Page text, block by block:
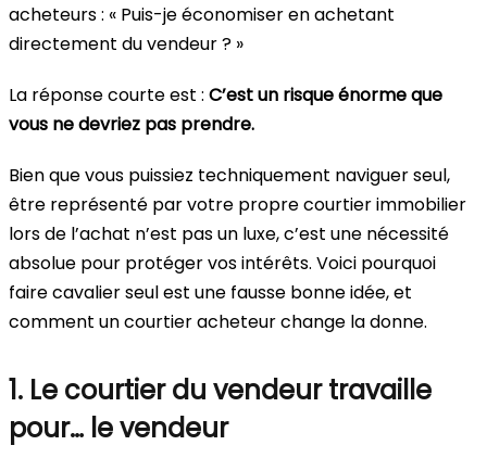
acheteurs : « Puis-je économiser en achetant
directement du vendeur ? »
La réponse courte est : C’est un risque énorme que
vous ne devriez pas prendre.
Bien que vous puissiez techniquement naviguer seul,
être représenté par votre propre courtier immobilier
lors de l’achat n’est pas un luxe, c’est une nécessité
absolue pour protéger vos intérêts. Voici pourquoi
faire cavalier seul est une fausse bonne idée, et
comment un courtier acheteur change la donne.
1. Le courtier du vendeur travaille
pour… le vendeur